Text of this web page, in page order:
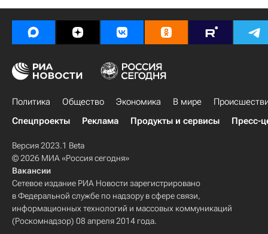
Чемпионат мира по футболу 2018
Политика Общество Экономика В мире
Спецпроекты
Реклама Продукты и сервисы Пресс-
Версия 2023.1 Beta
© 2026 МИА «Россия сегодня»
Вакансии
Сетевое издание РИА Новости зарегистрировано
в Федеральной службе по надзору в сфере связи,
информационных технологий и массовых коммуникаций
(Роскомнадзор) 08 апреля 2014 года.